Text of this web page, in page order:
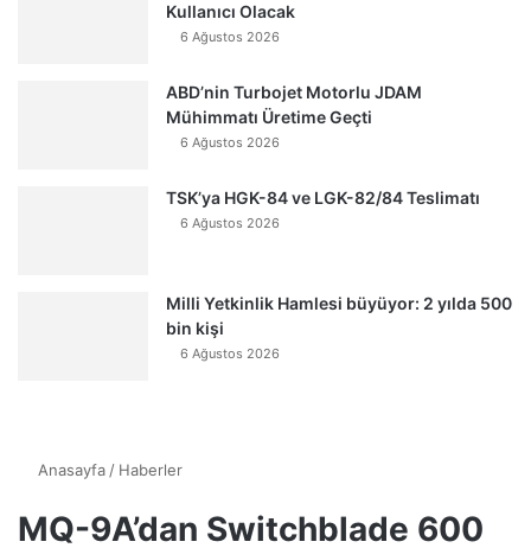
Kullanıcı Olacak
6 Ağustos 2026
ABD’nin Turbojet Motorlu JDAM
Mühimmatı Üretime Geçti
6 Ağustos 2026
TSK’ya HGK-84 ve LGK-82/84 Teslimatı
6 Ağustos 2026
Milli Yetkinlik Hamlesi büyüyor: 2 yılda 500
bin kişi
6 Ağustos 2026